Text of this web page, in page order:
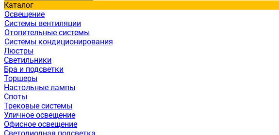
Каталог
Освещение
Системы вентиляции
Отопительные системы
Системы кондиционирования
Люстры
Светильники
Бра и подсветки
Торшеры
Настольные лампы
Споты
Трековые системы
Уличное освещение
Офисное освещение